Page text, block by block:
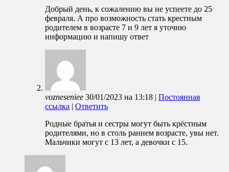
Добрый день, к сожалению вы не успеете до 25
февраля. А про возможность стать крестным
родителем в возрасте 7 и 9 лет я уточню
информацию и напишу ответ
vozneseniee 30/01/2023 на 13:18 | Постоянная
ссылка | Ответить
Родные братья и сестры могут быть крёстным
родителями, но в столь раннем возрасте, увы нет.
Мальчики могут с 13 лет, а девочки с 15.